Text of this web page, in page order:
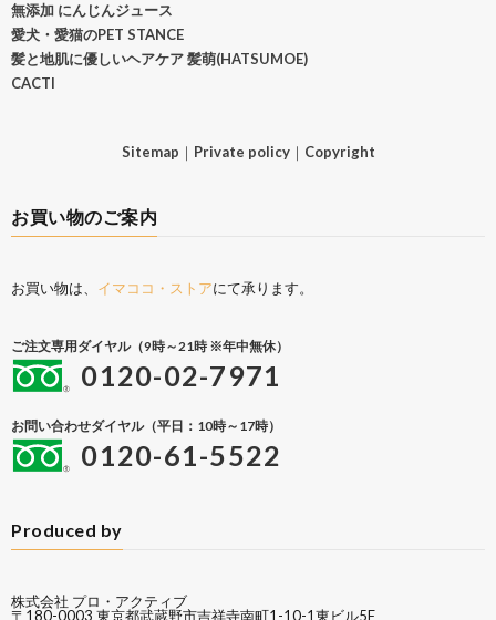
無添加 にんじんジュース
愛犬・愛猫のPET STANCE
髪と地肌に優しいヘアケア 髪萌(HATSUMOE)
CACTI
Sitemap ｜ Private policy｜ Copyright
お買い物のご案内
お買い物は、 イマココ・ストアにて承ります。
ご注文専用ダイヤル（9時～21時 ※年中無休）
0120-02-7971
お問い合わせダイヤル（平日：10時～17時）
0120-61-5522
Produced by
株式会社 プロ・アクティブ
〒180-0003 東京都武蔵野市吉祥寺南町1-10-1東ビル5F